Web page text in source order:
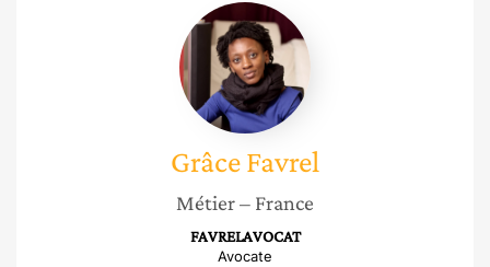
Grâce
Favrel
GrâceFavrel
Métier– France
FAVRELAVOCAT
Avocate